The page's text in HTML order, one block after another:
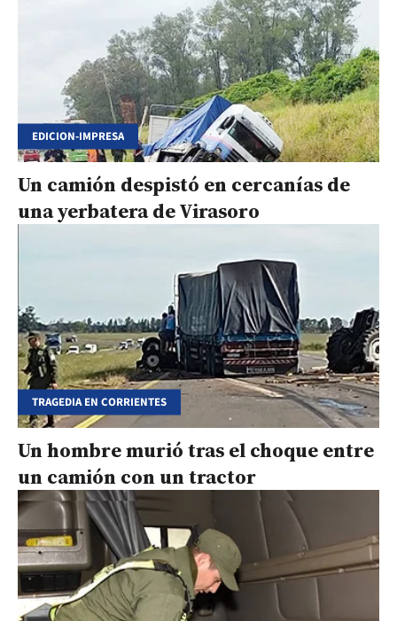
EDICION-IMPRESA
Un camión despistó en cercanías de
una yerbatera de Virasoro
TRAGEDIA EN CORRIENTES
Un hombre murió tras el choque entre
un camión con un tractor